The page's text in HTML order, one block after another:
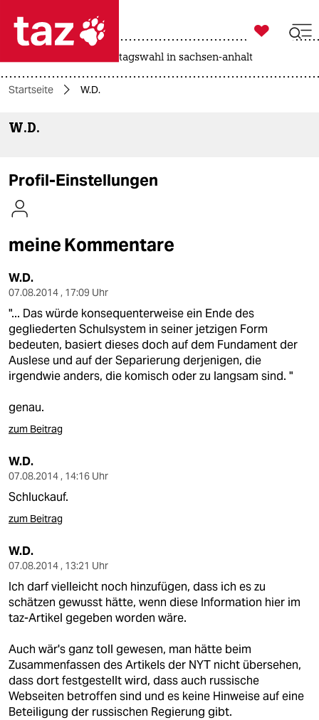

themen
kultur
sport
berlin
nord
wahrheit
verlag
veranstaltungen
shop
fragen & hilfe
unterstützen
abo
genossenschaft
epaper login

taz zahl ich
landtagswahl in sachsen-anhalt
Startseite W.D.
W.D.
Profil-Einstellungen
meine Kommentare
W.D.
07.08.2014 , 17:09 Uhr
"... Das würde konsequenterweise ein Ende des
gegliederten Schulsystem in seiner jetzigen Form
bedeuten, basiert dieses doch auf dem Fundament der
Auslese und auf der Separierung derjenigen, die
irgendwie anders, die komisch oder zu langsam sind. "
genau.
zum Beitrag
W.D.
07.08.2014 , 14:16 Uhr
Schluckauf.
zum Beitrag
W.D.
07.08.2014 , 13:21 Uhr
Ich darf vielleicht noch hinzufügen, dass ich es zu
schätzen gewusst hätte, wenn diese Information hier im
taz-Artikel gegeben worden wäre.
Auch wär's ganz toll gewesen, man hätte beim
Zusammenfassen des Artikels der NYT nicht übersehen,
dass dort festgestellt wird, dass auch russische
Webseiten betroffen sind und es keine Hinweise auf eine
Beteiligung der russischen Regierung gibt.